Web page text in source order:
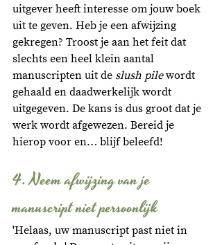
uitgever heeft interesse om jouw boek
uit te geven. Heb je een afwijzing
gekregen? Troost je aan het feit dat
slechts een heel klein aantal
manuscripten uit de slush pile wordt
gehaald en daadwerkelijk wordt
uitgegeven. De kans is dus groot dat je
werk wordt afgewezen. Bereid je
hierop voor en… blijf beleefd!
4. Neem afwijzing van je
manuscript niet persoonlijk
'Helaas, uw manuscript past niet in